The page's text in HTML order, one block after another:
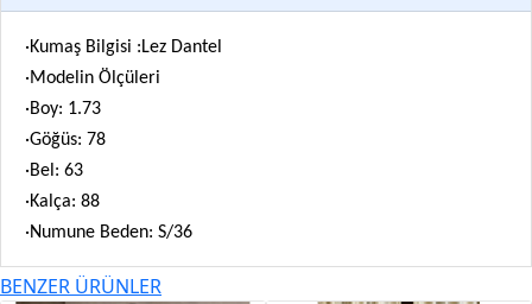
·Kumaş Bilgisi :Lez Dantel
·Modelin Ölçüleri
·Boy: 1.73
·Göğüs: 78
·Bel: 63
·Kalça: 88
·Numune Beden: S/36
BENZER ÜRÜNLER